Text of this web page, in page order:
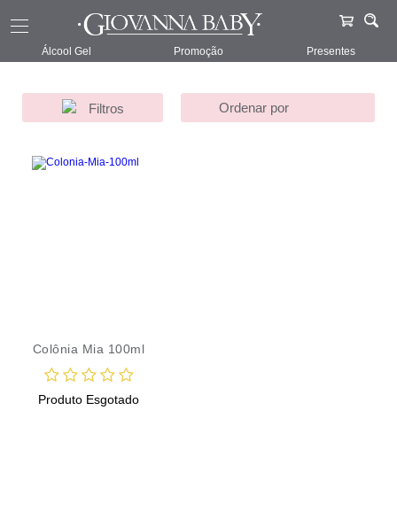
Álcool Gel Promoção Presentes
Giovanna Baby Infantil Mia 148
Filtros
Colônia Mia 100ml
Produto Esgotado